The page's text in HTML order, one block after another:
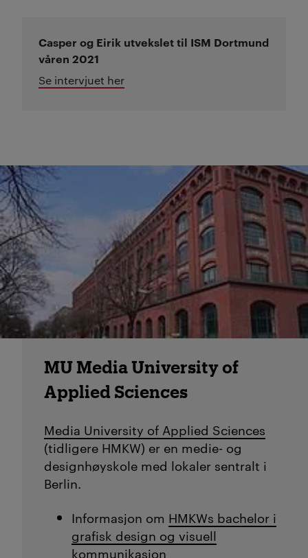
Casper og Eirik utvekslet til ISM Dortmund
våren 2021
Se intervjuet her
MU Media University of
Applied Sciences
Media University of Applied Sciences
(tidligere HMKW) er en medie- og
designhøyskole med lokaler sentralt i
Berlin.
Informasjon om HMKWs bachelor i
grafisk design og visuell
kommunikasjon